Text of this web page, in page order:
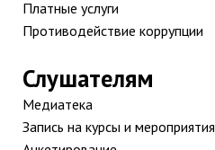
Платные услуги
Противодействие коррупции
Слушателям
Медиатека
Запись на курсы и мероприятия